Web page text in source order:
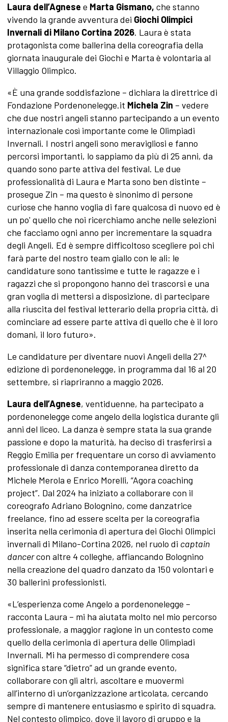
Laura dell’Agnese e Marta Gismano, che stanno
vivendo la grande avventura dei Giochi Olimpici
Invernali di Milano Cortina 2026. Laura è stata
protagonista come ballerina della coreografia della
giornata inaugurale dei Giochi e Marta è volontaria al
Villaggio Olimpico.
«È una grande soddisfazione – dichiara la direttrice di
Fondazione Pordenonelegge.it Michela Zin – vedere
che due nostri angeli stanno partecipando a un evento
internazionale così importante come le Olimpiadi
Invernali. I nostri angeli sono meravigliosi e fanno
percorsi importanti, lo sappiamo da più di 25 anni, da
quando sono parte attiva del festival. Le due
professionalità di Laura e Marta sono ben distinte –
prosegue Zin – ma questo è sinonimo di persone
curiose che hanno voglia di fare qualcosa di nuovo ed è
un po' quello che noi ricerchiamo anche nelle selezioni
che facciamo ogni anno per incrementare la squadra
degli Angeli. Ed è sempre difficoltoso scegliere poi chi
farà parte del nostro team giallo con le ali: le
candidature sono tantissime e tutte le ragazze e i
ragazzi che si propongono hanno dei trascorsi e una
gran voglia di mettersi a disposizione, di partecipare
alla riuscita del festival letterario della propria città, di
cominciare ad essere parte attiva di quello che è il loro
domani, il loro futuro».
Le candidature per diventare nuovi Angeli della 27^
edizione di pordenonelegge, in programma dal 16 al 20
settembre, si riapriranno a maggio 2026.
Laura dell’Agnese, ventiduenne, ha partecipato a
pordenonelegge come angelo della logistica durante gli
anni del liceo. La danza è sempre stata la sua grande
passione e dopo la maturità, ha deciso di trasferirsi a
Reggio Emilia per frequentare un corso di avviamento
professionale di danza contemporanea diretto da
Michele Merola e Enrico Morelli, “Agora coaching
project”. Dal 2024 ha iniziato a collaborare con il
coreografo Adriano Bolognino, come danzatrice
freelance, fino ad essere scelta per la coreografia
inserita nella cerimonia di apertura dei Giochi Olimpici
invernali di Milano-Cortina 2026, nel ruolo di captain
dancercon altre 4 colleghe, affiancando Bolognino
nella creazione del quadro danzato da 150 volontari e
30 ballerini professionisti.
«L’esperienza come Angelo a pordenonelegge –
racconta Laura – mi ha aiutata molto nel mio percorso
professionale, a maggior ragione in un contesto come
quello della cerimonia di apertura delle Olimpiadi
Invernali. Mi ha permesso di comprendere cosa
significa stare “dietro” ad un grande evento,
collaborare con gli altri, ascoltare e muovermi
all’interno di un’organizzazione articolata, cercando
sempre di mantenere entusiasmo e spirito di squadra.
Nel contesto olimpico, dove il lavoro di gruppo e la